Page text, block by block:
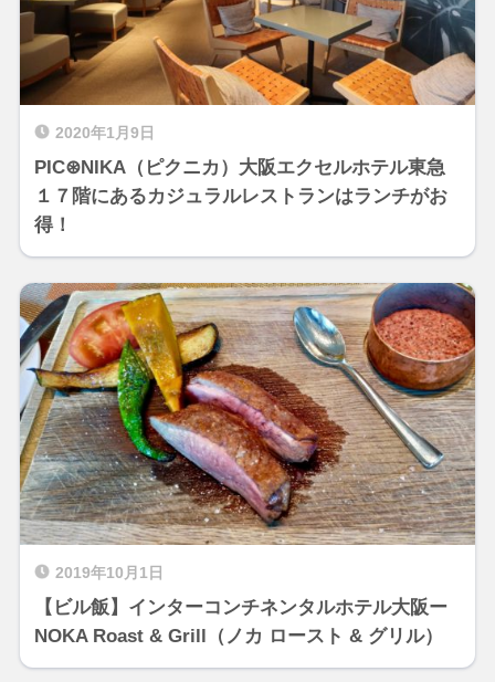
2020年1月9日
PIC⊛NIKA（ピクニカ）大阪エクセルホテル東急
１７階にあるカジュラルレストランはランチがお
得！
2019年10月1日
【ビル飯】インターコンチネンタルホテル大阪ー
NOKA Roast & Grill（ノカ ロースト & グリル）